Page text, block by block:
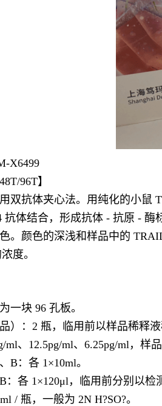
X6499
96T】
双抗体夹心法。用纯化的小鼠
抗体结合，形成抗体 - 抗原 -
。颜色的深浅和样品中的
度。
一块 96 孔板。
）：2 瓶，临用前以样品稀释
ml、12.5pg/ml、6.25pg/ml，样
B：各 1×10ml。
：各 1×120μl，临用前分别以检
/ 瓶，一般为 2N H?SO?。